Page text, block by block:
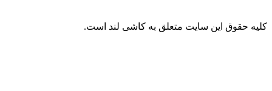
کلیه حقوق این سایت متعلق به کاشی لند است.